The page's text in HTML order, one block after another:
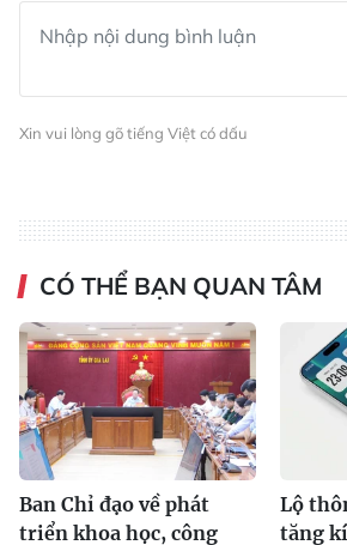
Xin vui lòng gõ tiếng Việt có dấu
CÓ THỂ BẠN QUAN TÂM
Ban Chỉ đạo về phát
triển khoa học, công
Lộ
tăng